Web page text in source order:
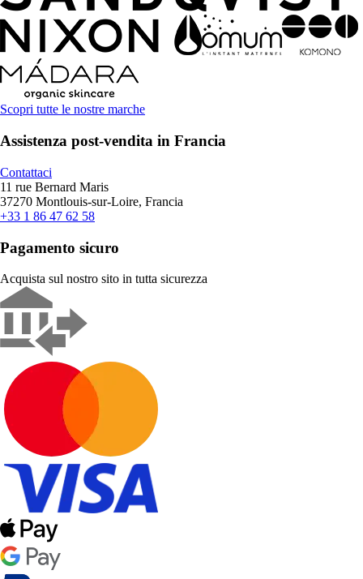
Scopri tutte le nostre marche
Assistenza post-vendita in Francia
Contattaci
11 rue Bernard Maris
37270 Montlouis-sur-Loire, Francia
+33 1 86 47 62 58
Pagamento sicuro
Acquista sul nostro sito in tutta sicurezza